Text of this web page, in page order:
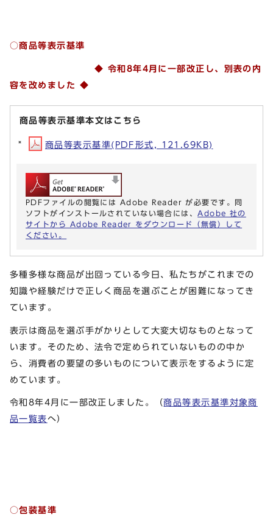
○商品等表示基準
◆ 令和8年4月に一部改正 し、別表の内
容を改めました ◆
商品等表示基準本文はこちら
商品等表示基準(PDF形式, 121.69KB)
PDFファイルの閲覧には Adobe Reader が必要です。同
ソフトがインストールされていない場合には、 Adobe 社の
サイトから Adobe Reader をダウンロード（無償）して
ください。
多種多様な商品が出回っている今日、私たちがこれまでの
知識や経験だけで正しく商品を選ぶことが困難になってき
ています。
表示は商品を選ぶ手がかりとして大変大切なものとなって
います。そのため、法令で定められていないものの中か
ら、消費者の要望の多いものについて表示をするように定
めています。
令和8年4月に一部改正しました。（商品等表示基準対象商
品一覧表へ）
○包装基準